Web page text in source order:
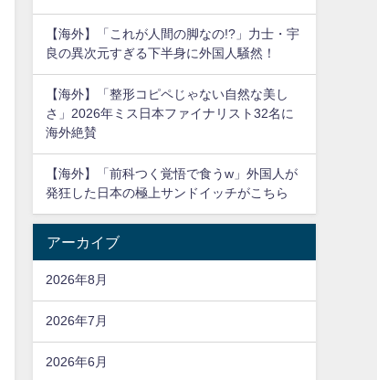
【海外】「これが人間の脚なの!?」力士・宇
良の異次元すぎる下半身に外国人騒然！
【海外】「整形コピペじゃない自然な美し
さ」2026年ミス日本ファイナリスト32名に
海外絶賛
【海外】「前科つく覚悟で食うw」外国人が
発狂した日本の極上サンドイッチがこちら
アーカイブ
2026年8月
2026年7月
2026年6月